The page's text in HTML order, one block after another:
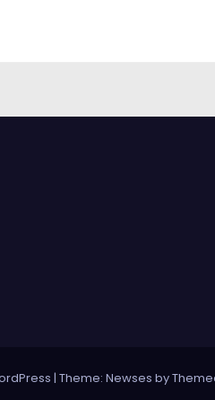
| Theme: Newses by